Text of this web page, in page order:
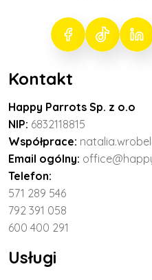
Kontakt
Happy Parrots Sp. z o.o
NIP: 6832118815
Współprace:
Email ogólny:
Telefon:
571 289 546
792 391 058
600 400 291
Usługi